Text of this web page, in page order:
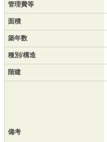
管理費等
面積
築年数
種別/構造
階建
備考